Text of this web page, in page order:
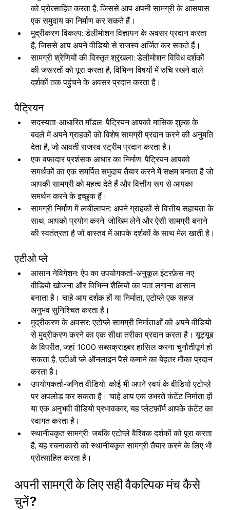
को प्रोत्साहित करता है, जिससे आप अपनी सामग्री के आसपास
एक समुदाय का निर्माण कर सकते हैं।
मुद्रीकरण विकल्प: डेलीमोशन विज्ञापन के अवसर प्रदान करता
है, जिससे आप अपने वीडियो से राजस्व अर्जित कर सकते हैं।
सामग्री श्रेणियों की विस्तृत श्रृंखला: डेलीमोशन विविध दर्शकों
की जरूरतों को पूरा करता है, विभिन्न विषयों में रुचि रखने वाले
दर्शकों तक पहुंचने के अवसर प्रदान करता है।
पैट्रियन
सदस्यता-आधारित मॉडल: पैट्रियन आपको मासिक शुल्क के
बदले में अपने ग्राहकों को विशेष सामग्री प्रदान करने की अनुमति
देता है, जो आवर्ती राजस्व स्ट्रीम प्रदान करता है।
एक वफादार प्रशंसक आधार का निर्माण: पैट्रियन आपको
समर्थकों का एक समर्पित समुदाय तैयार करने में सक्षम बनाता है जो
आपकी सामग्री को महत्व देते हैं और वित्तीय रूप से आपका
समर्थन करने के इच्छुक हैं।
सामग्री निर्माण में लचीलापन: अपने ग्राहकों से वित्तीय सहायता के
साथ, आपको प्रयोग करने, जोखिम लेने और ऐसी सामग्री बनाने
की स्वतंत्रता है जो वास्तव में आपके दर्शकों के साथ मेल खाती है।
एटीओ प्ले
आसान नेविगेशन: ऐप का उपयोगकर्ता-अनुकूल इंटरफ़ेस नए
वीडियो खोजना और विभिन्न शैलियों का पता लगाना आसान
बनाता है। चाहे आप दर्शक हों या निर्माता, एटोप्ले एक सहज
अनुभव सुनिश्चित करता है।
मुद्रीकरण के अवसर: एटोप्ले सामग्री निर्माताओं को अपने वीडियो
से मुद्रीकरण करने का एक सीधा तरीका प्रदान करता है। यूट्यूब
के विपरीत, जहां 1000 सब्सक्राइबर हासिल करना चुनौतीपूर्ण हो
सकता है, एटीओ प्ले ऑनलाइन पैसे कमाने का बेहतर मौका प्रदान
करता है।
उपयोगकर्ता-जनित वीडियो: कोई भी अपने स्वयं के वीडियो एटोप्ले
पर अपलोड कर सकता है। चाहे आप एक उभरते कंटेंट निर्माता हों
या एक अनुभवी वीडियो प्रभावकार, यह प्लेटफ़ॉर्म आपके कंटेंट का
स्वागत करता है।
स्थानीयकृत सामग्री: जबकि एटोप्ले वैश्विक दर्शकों को पूरा करता
है, यह रचनाकारों को स्थानीयकृत सामग्री तैयार करने के लिए भी
प्रोत्साहित करता है।
अपनी सामग्री के लिए सही वैकल्पिक मंच कैसे
चुनें?